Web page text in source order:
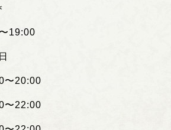
〜19:00
〜20:00
〜22:00